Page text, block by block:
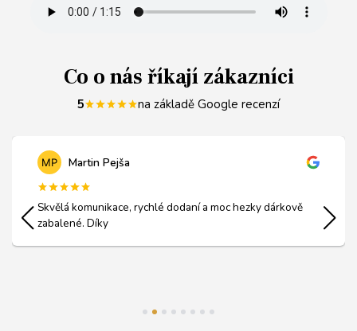
Co o nás říkají zákazníci
5 na základě Google recenzí
Martin Pejša
Skvělá komunikace, rychlé dodaní a moc hezky dárkově
zabalené. Díky